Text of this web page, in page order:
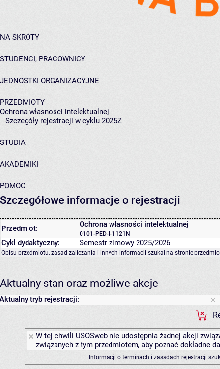
NA SKRÓTY
STUDENCI, PRACOWNICY
JEDNOSTKI ORGANIZACYJNE
PRZEDMIOTY
Ochrona własności intelektualnej
Szczegóły rejestracji w cyklu 2025Z
STUDIA
AKADEMIKI
POMOC
Szczegółowe informacje o rejestracji
Przedmiot: Ochrona własności intelektualnej
0101-PED-I-1121N
Cykl dydaktyczny: Semestr zimowy 2025/2026
Opisu przedmiotu, zasad zaliczania i innych informacji szukaj na stronie
Aktualny stan oraz możliwe akcje
Aktualny tryb rejestracji:
W tej chwili USOSweb nie udostępnia żadnej akcji
związanych z tym przedmiotem, aby poznać dokładne
Informacji o terminach i zasadach rejestracji